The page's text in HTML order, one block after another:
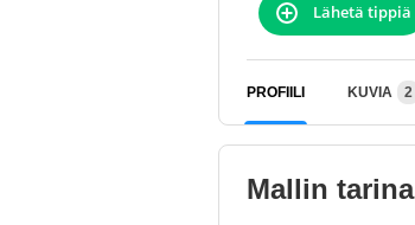
Lähetä tippiä
PROFIILI KUVIA 2
Mallin tarina